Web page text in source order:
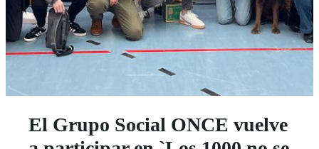
El Grupo Social ONCE vuelve